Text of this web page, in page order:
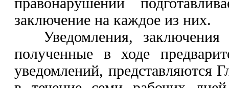
заключение на каждое из них.
Уведомления,
полученные в ходе
уведомлений, представляются